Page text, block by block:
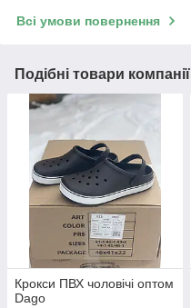
Всі умови повернення
Подібні товари компанії
Крокси ПВХ чоловічі оптом
Dago